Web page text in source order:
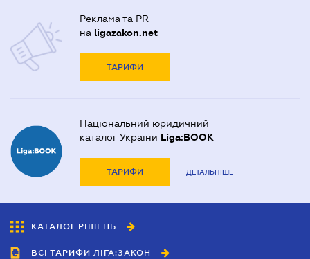
Реклама та PR
на ligazakon.net
ТАРИФИ
Національний юридичний
каталог України Liga:BOOK
ТАРИФИ ДЕТАЛЬНІШЕ
КАТАЛОГ РІШЕНЬ
ВСІ ТАРИФИ ЛІГА:ЗАКОН